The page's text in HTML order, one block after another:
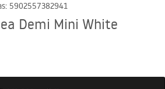
: 5902557382941
Demi Mini White